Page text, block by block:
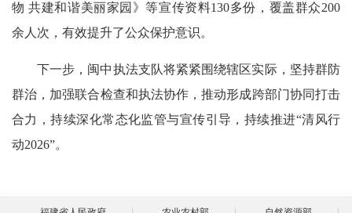
物 共建和谐美丽家园》等宣传资料130多份，覆盖群众200
余人次，有效提升了公众保护意识。
下一步，闽中执法支队将紧紧围绕辖区实际，坚持群防
群治，加强联合检查和执法协作，推动形成跨部门协同打击
合力，持续深化常态化监管与宣传引导，持续推进“清风行
动2026”。